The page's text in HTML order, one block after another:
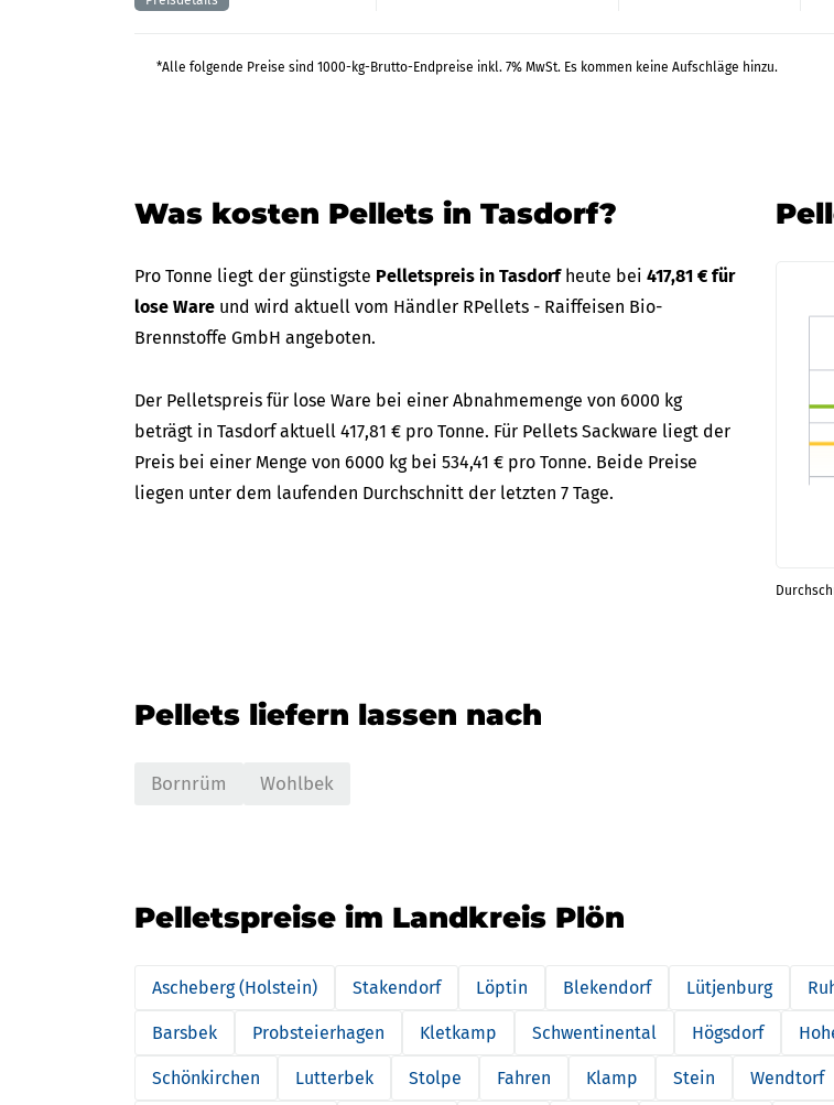
*Alle folgende Preise sind 1000-kg-Brutto-Endpreise inkl. 7% MwSt. Es kommen keine Aufschläge hinzu.
Was kosten Pellets in Tasdorf?
Pro Tonne liegt der günstigste Pelletspreis in Tasdorf heute bei 417,81 € für
lose Ware und wird aktuell vom Händler RPellets - Raiffeisen Bio-
Brennstoffe GmbH angeboten.
Der Pelletspreis für lose Ware bei einer Abnahmemenge von 6000 kg
beträgt in Tasdorf aktuell 417,81 € pro Tonne. Für Pellets Sackware liegt der
Preis bei einer Menge von 6000 kg bei 534,41 € pro Tonne. Beide Preise
liegen unter dem laufenden Durchschnitt der letzten 7 Tage.
Pellets liefern lassen nach
Bornrüm Wohlbek
Pelletspreise im Landkreis Plön
Ascheberg (Holstein) Stakendorf Löptin Blekendorf Lütjenburg
Barsbek Probsteierhagen Kletkamp Schwentinental Högsdorf
Schönkirchen Lutterbek Stolpe Fahren Klamp Stein Wendtorf